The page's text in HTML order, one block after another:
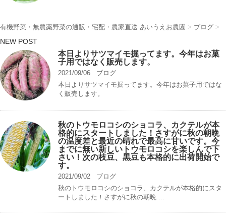
有機野菜・無農薬野菜の通販・宅配・農家直送 あいうえお農園 > ブログ >
NEW POST
本日よりサツマイモ掘ってます。今年はお菓
子用ではなく販売します。
2021/09/06
ブログ
本日よりサツマイモ掘ってます。今年はお菓子用ではな
く販売します。
秋のトウモロコシのショコラ、カクテルが本
格的にスタートしました！さすがに秋の朝晩
の温度差と最近の晴れで最高に甘いです。今
までに無い新しいトウモロコシを楽しんで下
さい！次の枝豆、黒豆も本格的に出荷開始で
す。
2021/09/02
ブログ
秋のトウモロコシのショコラ、カクテルが本格的にスタ
ートしました！さすがに秋の朝晩 ...